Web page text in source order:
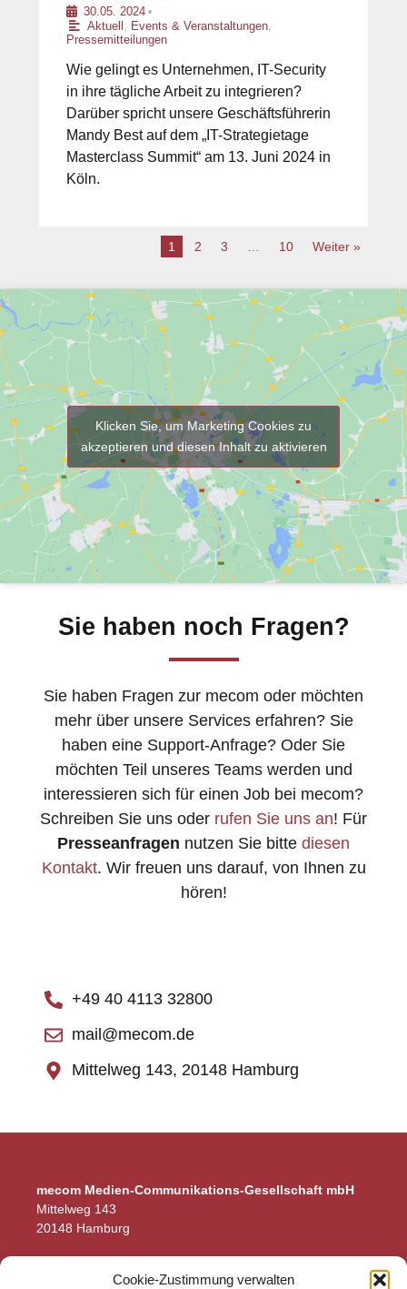
Cookie-Zustimmung verwalten
30.05. 2024 •
Aktuell Events & Veranstaltungen,
Pressemitteilungen
Wie gelingt es Unternehmen, IT-Security
in ihre tägliche Arbeit zu integrieren?
Darüber spricht unsere Geschäftsführerin
Mandy Best auf dem „IT-Strategietage
Masterclass Summit“ am 13. Juni 2024 in
Köln.
1 2 3 10 Weiter »
Klicken Sie, um Marketing Cookies zu
akzeptieren und diesen Inhalt zu aktivieren
Sie haben noch Fragen?
Sie haben Fragen zur mecom oder möchten
mehr über unsere Services erfahren? Sie
haben eine Support-Anfrage? Oder Sie
möchten Teil unseres Teams werden und
interessieren sich für einen Job bei mecom?
Schreiben Sie uns oder rufen Sie uns an! Für
Presseanfragen nutzen Sie bitte diesen
Kontakt. Wir freuen uns darauf, von Ihnen zu
hören!
+49 40 4113 32800
mail@mecom.de
Mittelweg 143, 20148 Hamburg
mecom Medien-Communikations-Gesellschaft mbH
Mittelweg 143
20148 Hamburg
Zentrale
Telefon: +49 40 4113 32800